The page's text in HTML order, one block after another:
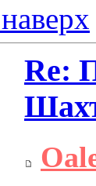
Re: